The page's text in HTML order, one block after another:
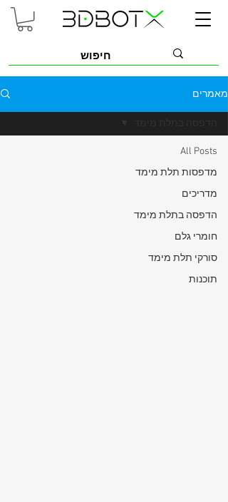
מאמרים
All Posts
מדפסות תלת מימד
מדריכים
הדפסה בתלת מימד
חומרי גלם
סורקי תלת מימד
תוכנות